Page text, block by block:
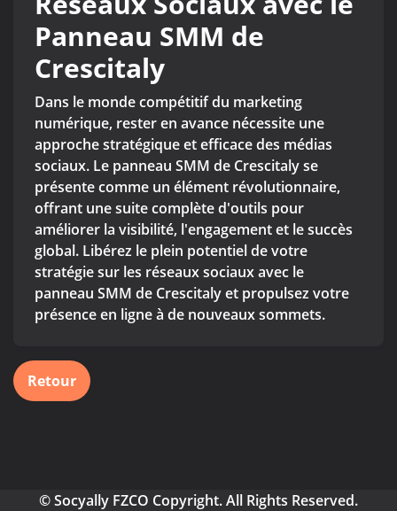
Panneau SMM de
Crescitaly
Dans le monde compétitif du marketing
numérique, rester en avance nécessite une
approche stratégique et efficace des médias
sociaux. Le panneau SMM de Crescitaly se
présente comme un élément révolutionnaire,
offrant une suite complète d'outils pour
améliorer la visibilité, l'engagement et le succès
global. Libérez le plein potentiel de votre
stratégie sur les réseaux sociaux avec le
panneau SMM de Crescitaly et propulsez votre
présence en ligne à de nouveaux sommets.
Retour
© Socyally FZCO Copyright. All Rights Reserved.